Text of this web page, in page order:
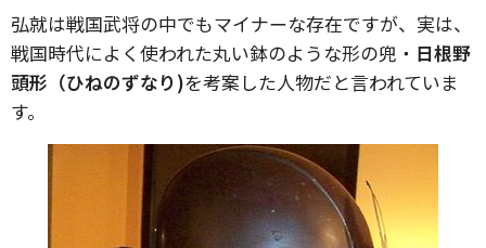
弘就は戦国武将の中でもマイナーな存在ですが、実は、
戦国時代によく使われた丸い鉢のような形の兜・ 日根野
頭形（ひねのずなり)を考案した人物だと言われていま
す。